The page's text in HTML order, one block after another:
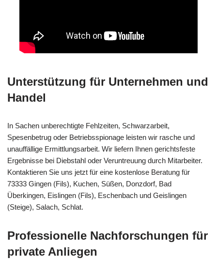
Unterstützung für Unternehmen und
Handel
In Sachen unberechtigte Fehlzeiten, Schwarzarbeit,
Spesenbetrug oder Betriebsspionage leisten wir rasche und
unauffällige Ermittlungsarbeit. Wir liefern Ihnen gerichtsfeste
Ergebnisse bei Diebstahl oder Veruntreuung durch Mitarbeiter.
Kontaktieren Sie uns jetzt für eine kostenlose Beratung für
73333 Gingen (Fils), Kuchen, Süßen, Donzdorf, Bad
Überkingen, Eislingen (Fils), Eschenbach und Geislingen
(Steige), Salach, Schlat.
Professionelle Nachforschungen für
private Anliegen